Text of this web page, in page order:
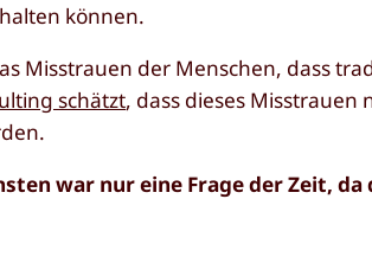
können.
Misstrauen der Menschen, dass
schätzt, dass dieses
war nur eine Frage der Zeit,